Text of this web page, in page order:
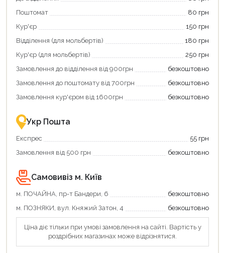
Поштомат
80 грн
Кур'єр
150 грн
Відділення (для мольбертів)
180 грн
Кур'єр (для мольбертів)
250 грн
Замовлення до відділення від 900грн
безкоштовно
Замовлення до поштомату від 700грн
безкоштовно
Замовлення кур'єром від 1600грн
безкоштовно
Укр Пошта
Експрес
55 грн
Замовлення від 500 грн
безкоштовно
Самовивіз м. Київ
м. ПОЧАЙНА, пр-т Бандери, 6
безкоштовно
м. ПОЗНЯКИ, вул. Княжий Затон, 4
безкоштовно
Ціна діє тільки при умові замовлення на сайті. Вартість у
роздрібних магазинах може відрізнятися.